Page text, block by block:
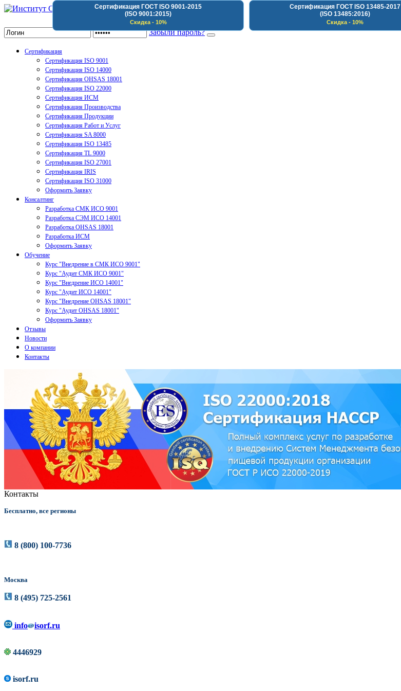
Сертификация ГОСТ ISO 9001-2015
(ISO 9001:2015)
Скидка - 10%
Сертификация ГОСТ ISO 13485-2017
(ISO 13485:2016)
Скидка - 10%
Институт Сертификации Организаций
Забыли пароль?
Сертификация
Сертификация ISO 9001
Сертификация ISO 14000
Сертификация OHSAS 18001
Сертификация ISO 22000
Сертификация ИСМ
Сертификация Производства
Сертификация Продукции
Сертификация Работ и Услуг
Сертификация SA 8000
Сертификация ISO 13485
Сертификация TL 9000
Сертификация ISO 27001
Сертификация IRIS
Сертификация ISO 31000
Оформить Заявку
Консалтинг
Разработка СМК ИСО 9001
Разработка СЭМ ИСО 14001
Разработка OHSAS 18001
Разработка ИСМ
Оформить Заявку
Обучение
Курс "Внедрение в СМК ИСО 9001"
Курс "Аудит СМК ИСО 9001"
Курс "Внедрение ИСО 14001"
Курс "Аудит ИСО 14001"
Курс "Внедрение OHSAS 18001"
Курс "Аудит OHSAS 18001"
Оформить Заявку
Отзывы
Новости
О компании
Контакты
Контакты
Бесплатно, все регионы
8 (800) 100-7736
Москва
8 (495) 725-2561
info isorf.ru
4446929
isorf.ru